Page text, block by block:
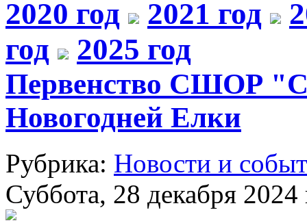
2020 год
2021 год
год
2025 год
Первенство СШОР
Новогодней Елки
Рубрика: Новости и
Суббота, 28 декабря 2024